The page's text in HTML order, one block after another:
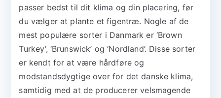
passer bedst til dit klima og din placering, før
du vælger at plante et figentræ. Nogle af de
mest populære sorter i Danmark er ‘Brown
Turkey’, ‘Brunswick’ og ‘Nordland’. Disse sorter
er kendt for at være hårdføre og
modstandsdygtige over for det danske klima,
samtidig med at de producerer velsmagende